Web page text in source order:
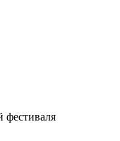
фестиваля